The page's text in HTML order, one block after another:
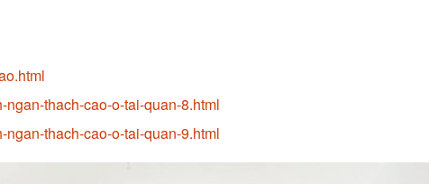
thach-cao-o-tai-quan-8.html
thach-cao-o-tai-quan-9.html